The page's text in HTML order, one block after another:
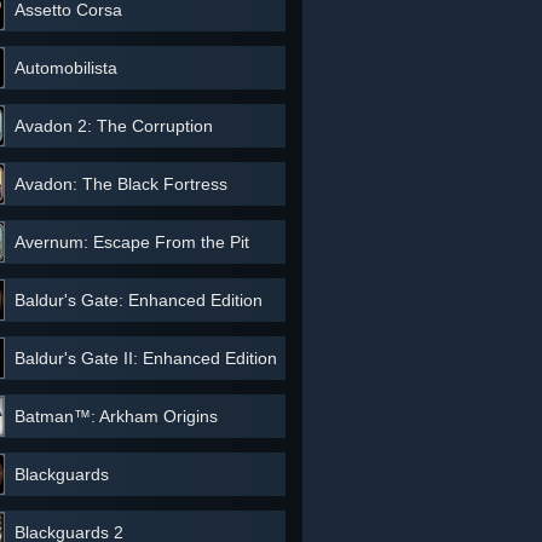
Assetto Corsa
Automobilista
Avadon 2: The Corruption
Avadon: The Black Fortress
Avernum: Escape From the Pit
Baldur's Gate: Enhanced Edition
Baldur's Gate II: Enhanced Edition
Batman™: Arkham Origins
Blackguards
Blackguards 2